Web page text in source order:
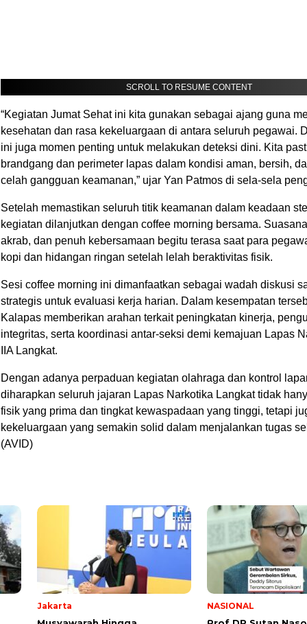
SCROLL TO RESUME CONTENT
“Kegiatan Jumat Sehat ini kita gunakan sebagai ajang guna
kesehatan dan rasa kekeluargaan di antara seluruh pegawai.
ini juga momen penting untuk melakukan deteksi dini. Kita
brandgang dan perimeter lapas dalam kondisi aman, bersih,
celah gangguan keamanan,” ujar Yan Patmos di sela-sela
Setelah memastikan seluruh titik keamanan dalam keadaan
kegiatan dilanjutkan dengan coffee morning bersama.
akrab, dan penuh kebersamaan begitu terasa saat para
kopi dan hidangan ringan setelah lelah beraktivitas fisik.
Sesi coffee morning ini dimanfaatkan sebagai wadah diskusi
strategis untuk evaluasi kerja harian. Dalam kesempatan
Kalapas memberikan arahan terkait peningkatan kinerja,
integritas, serta koordinasi antar-seksi demi kemajuan Lapas
IIA Langkat.
Dengan adanya perpaduan kegiatan olahraga dan kontrol
diharapkan seluruh jajaran Lapas Narkotika Langkat tidak
fisik yang prima dan tingkat kewaspadaan yang tinggi, tetapi
kekeluargaan yang semakin solid dalam menjalankan tugas
(AVID)
Jakarta NASIONAL